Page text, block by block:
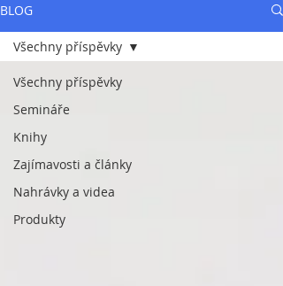
BLOG
Všechny příspěvky
Semináře
Knihy
Zajímavosti a články
Nahrávky a videa
Produkty
Všechny příspěvky